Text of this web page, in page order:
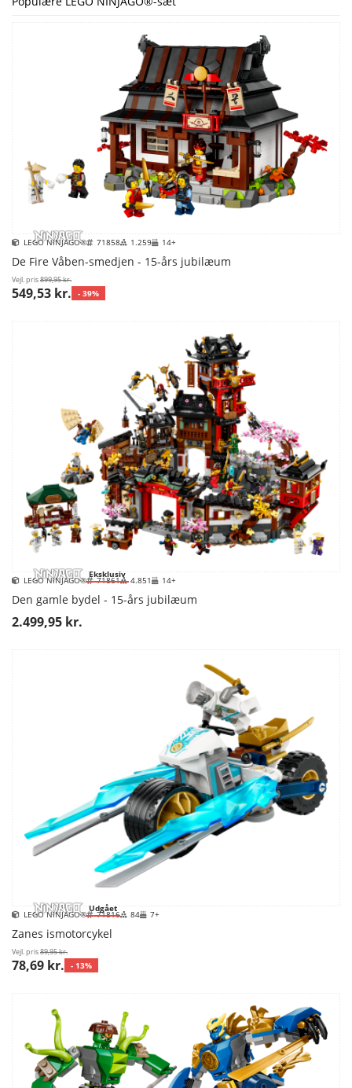
LEGO NINJAGO® 71858 1.259 14+
De Fire Våben-smedjen - 15-års jubilæum
Vejl. pris899,95 kr.
549,53 kr. - 39%
Eksklusiv
LEGO NINJAGO® 71861 4.851 14+
Den gamle bydel - 15-års jubilæum
2.499,95 kr.
Udgået
LEGO NINJAGO® 71816 84 7+
Zanes ismotorcykel
Vejl. pris89,95 kr.
78,69 kr. - 13%